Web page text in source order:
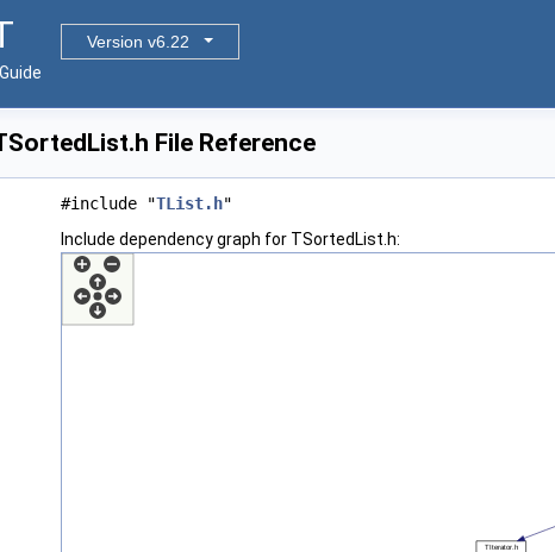
Version v6.22
File Reference
#include "TList.h"
Include dependency graph for TSortedList.h: